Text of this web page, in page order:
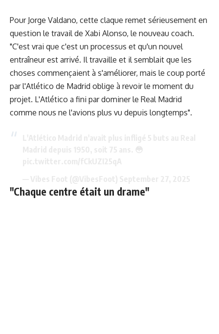
Pour Jorge Valdano, cette claque remet sérieusement en
question le travail de Xabi Alonso, le nouveau coach.
"C'est vrai que c'est un processus et qu'un nouvel
entraîneur est arrivé. Il travaille et il semblait que les
choses commençaient à s'améliorer, mais le coup porté
par l'Atlético de Madrid oblige à revoir le moment du
projet. L'Atlético a fini par dominer le Real Madrid
comme nous ne l'avions plus vu depuis longtemps".
"Chaque centre était un drame"